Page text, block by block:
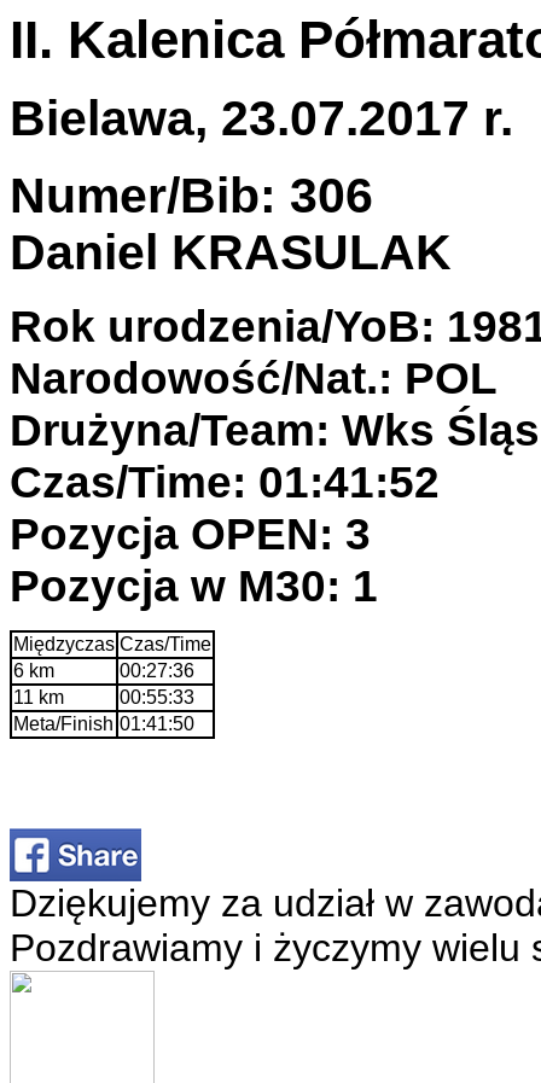
II. Kalenica
Bielawa, 23.07.2017 r.
Numer/Bib: 306
Daniel KRASULAK
Rok urodzenia/YoB:
Narodowość/Nat.: POL
Drużyna/Team: Wks
Czas/Time: 01:41:52
Pozycja OPEN: 3
Pozycja w M30: 1
Międzyczas Czas/Time
6 km
00:27:36
11 km
00:55:33
Meta/Finish 01:41:50
Dziękujemy za udział w
Pozdrawiamy i życzymy wielu